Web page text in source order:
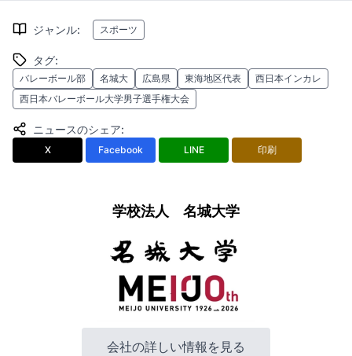
ジャンル: スポーツ
タグ:
バレーボール部 名城大 広島県 東海地区代表
西日本インカレ
西日本バレーボール大学男子選手権大会
ニュースのシェア:
X Facebook LINE 印刷
学校法人 名城大学
会社の詳しい情報を見る